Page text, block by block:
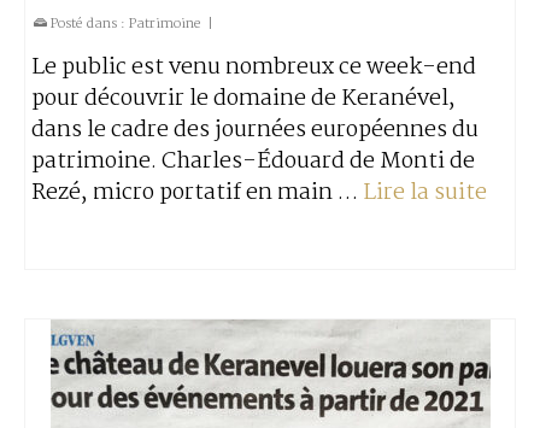
Posté dans : Patrimoine |
Le public est venu nombreux ce week-end
pour découvrir le domaine de Keranével,
dans le cadre des journées européennes du
patrimoine. Charles-Édouard de Monti de
Rezé, micro portatif en main … Lire la suite